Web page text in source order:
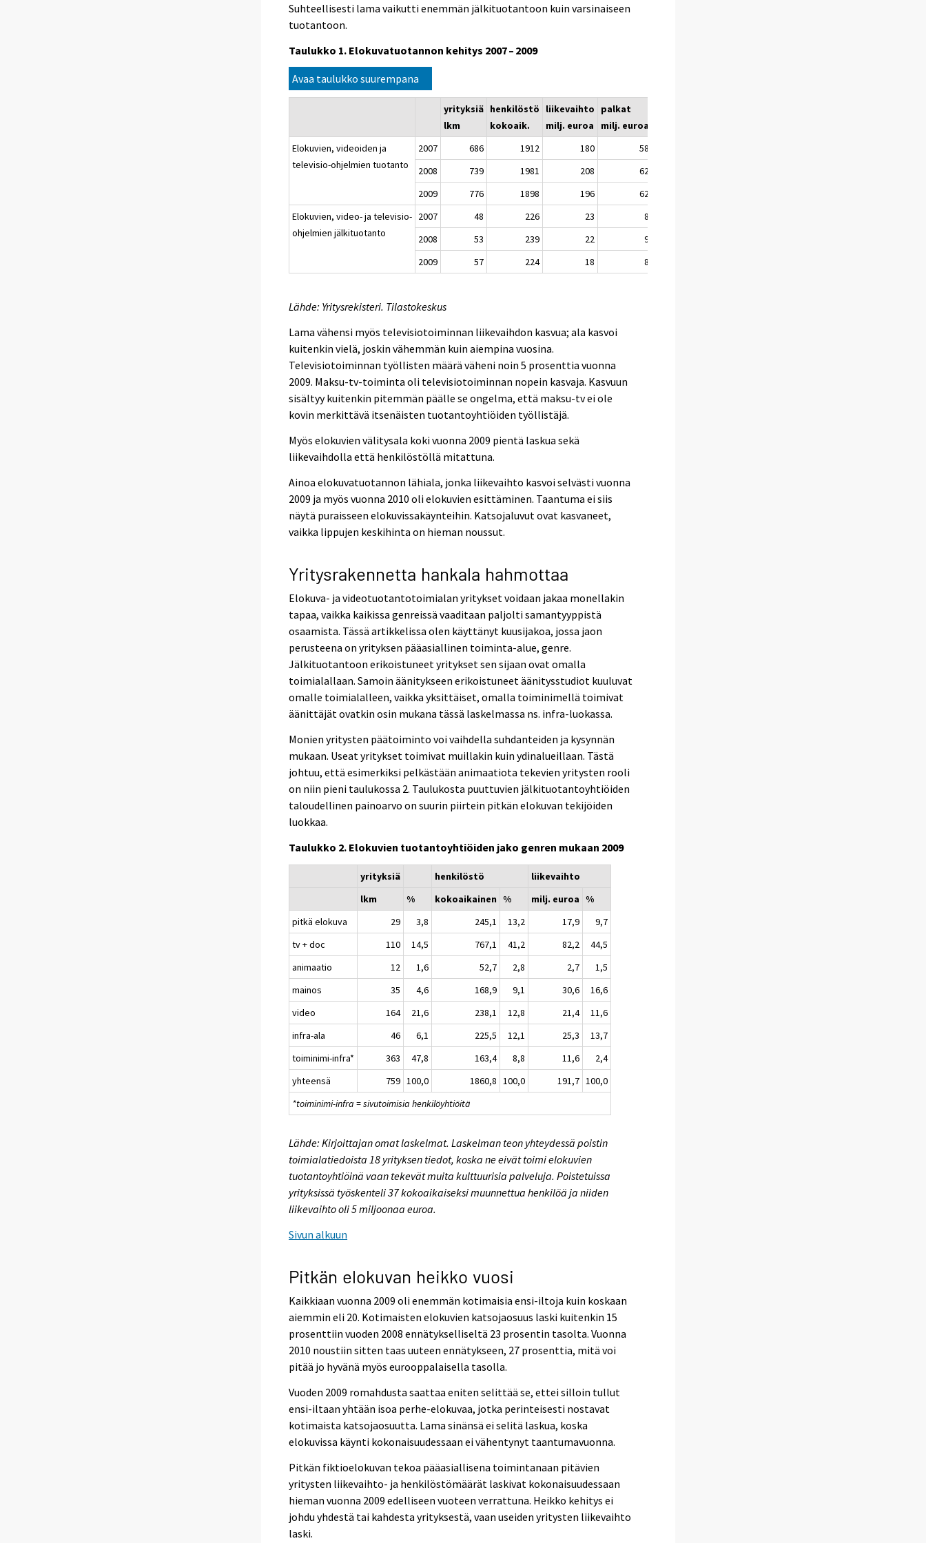
Suhteellisesti lama vaikutti enemmän jälkituotantoon kuin varsinaiseen
tuotantoon.
Taulukko 1. Elokuvatuotannon kehitys 2007 – 2009
Avaa taulukko suurempana
yrityksiä
lkm
henkilöstö
kokoaik.
liikevaihto
milj. euroa
palkat
milj. euroa
Elokuvien, videoiden ja
televisio-ohjelmien tuotanto
2007 686 1912 180
58
2008
739 1981 208
62
2009
776 1898 196
62
Elokuvien, video- ja televisio-
ohjelmien jälkituotanto
2007 48 226 23
8
2008
53 239 22
9
2009
57 224 18 8
Lähde: Yritysrekisteri. Tilastokeskus
Lama vähensi myös televisiotoiminnan liikevaihdon kasvua; ala kasvoi
kuitenkin vielä, joskin vähemmän kuin aiempina vuosina.
Televisiotoiminnan työllisten määrä väheni noin 5 prosenttia vuonna
2009. Maksu-tv-toiminta oli televisiotoiminnan nopein kasvaja. Kasvuun
sisältyy kuitenkin pitemmän päälle se ongelma, että maksu-tv ei ole
kovin merkittävä itsenäisten tuotantoyhtiöiden työllistäjä.
Myös elokuvien välitysala koki vuonna 2009 pientä laskua sekä
liikevaihdolla että henkilöstöllä mitattuna.
Ainoa elokuvatuotannon lähiala, jonka liikevaihto kasvoi selvästi vuonna
2009 ja myös vuonna 2010 oli elokuvien esittäminen. Taantuma ei siis
näytä puraisseen elokuvissakäynteihin. Katsojaluvut ovat kasvaneet,
vaikka lippujen keskihinta on hieman noussut.
Yritysrakennetta hankala hahmottaa
Elokuva- ja videotuotantotoimialan yritykset voidaan jakaa monellakin
tapaa, vaikka kaikissa genreissä vaaditaan paljolti samantyyppistä
osaamista. Tässä artikkelissa olen käyttänyt kuusijakoa, jossa jaon
perusteena on yrityksen pääasiallinen toiminta-alue, genre.
Jälkituotantoon erikoistuneet yritykset sen sijaan ovat omalla
toimialallaan. Samoin äänitykseen erikoistuneet äänitysstudiot kuuluvat
omalle toimialalleen, vaikka yksittäiset, omalla toiminimellä toimivat
äänittäjät ovatkin osin mukana tässä laskelmassa ns. infra-luokassa.
Monien yritysten päätoiminto voi vaihdella suhdanteiden ja kysynnän
mukaan. Useat yritykset toimivat muillakin kuin ydinalueillaan. Tästä
johtuu, että esimerkiksi pelkästään animaatiota tekevien yritysten rooli
on niin pieni taulukossa 2. Taulukosta puuttuvien jälkituotantoyhtiöiden
taloudellinen painoarvo on suurin piirtein pitkän elokuvan tekijöiden
luokkaa.
Taulukko 2. Elokuvien tuotantoyhtiöiden jako genren mukaan 2009
yrityksiä henkilöstö
liikevaihto
lkm
% kokoaikainen % milj. euroa %
pitkä elokuva
29 3,8 245,1 13,2 17,9
9,7
tv + doc
110 14,5 767,1 41,2 82,2
44,5
animaatio
12 1,6 52,7 2,8 2,7
1,5
mainos
35 4,6 168,9 9,1 30,6
16,6
video
164 21,6 238,1 12,8 21,4
11,6
infra-ala
46 6,1 225,5 12,1 25,3
13,7
toiminimi-infra*
363 47,8 163,4 8,8 11,6
2,4
yhteensä
759 100,0 1860,8 100,0 191,7 100,0
*toiminimi-infra = sivutoimisia henkilöyhtiöitä
Lähde: Kirjoittajan omat laskelmat. Laskelman teon yhteydessä poistin
toimialatiedoista 18 yrityksen tiedot, koska ne eivät toimi elokuvien
tuotantoyhtiöinä vaan tekevät muita kulttuurisia palveluja. Poistetuissa
yrityksissä työskenteli 37 kokoaikaiseksi muunnettua henkilöä ja niiden
liikevaihto oli 5 miljoonaa euroa.
Sivun alkuun
Pitkän elokuvan heikko vuosi
Kaikkiaan vuonna 2009 oli enemmän kotimaisia ensi-iltoja kuin koskaan
aiemmin eli 20. Kotimaisten elokuvien katsojaosuus laski kuitenkin 15
prosenttiin vuoden 2008 ennätykselliseltä 23 prosentin tasolta. Vuonna
2010 noustiin sitten taas uuteen ennätykseen, 27 prosenttia, mitä voi
pitää jo hyvänä myös eurooppalaisella tasolla.
Vuoden 2009 romahdusta saattaa eniten selittää se, ettei silloin tullut
ensi-iltaan yhtään isoa perhe-elokuvaa, jotka perinteisesti nostavat
kotimaista katsojaosuutta. Lama sinänsä ei selitä laskua, koska
elokuvissa käynti kokonaisuudessaan ei vähentynyt taantumavuonna.
Pitkän fiktioelokuvan tekoa pääasiallisena toimintanaan pitävien
yritysten liikevaihto- ja henkilöstömäärät laskivat kokonaisuudessaan
hieman vuonna 2009 edelliseen vuoteen verrattuna. Heikko kehitys ei
johdu yhdestä tai kahdesta yrityksestä, vaan useiden yritysten liikevaihto
laski.